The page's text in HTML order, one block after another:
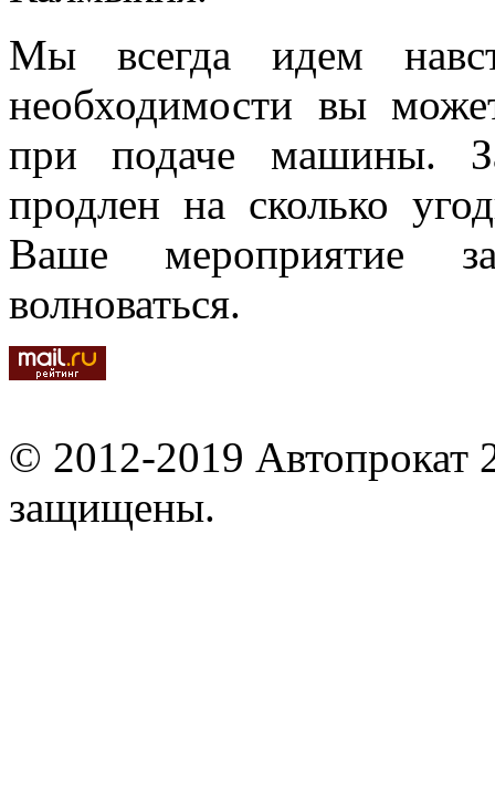
Мы всегда идем
необходимости вы
при подаче машины.
продлен на сколько
Ваше мероприятие
волноваться.
© 2012-2019 Автопрокат
защищены.